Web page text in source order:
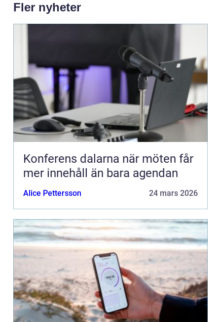
Fler nyheter
Konferens dalarna när möten får
mer innehåll än bara agendan
Alice Pettersson 24 mars 2026